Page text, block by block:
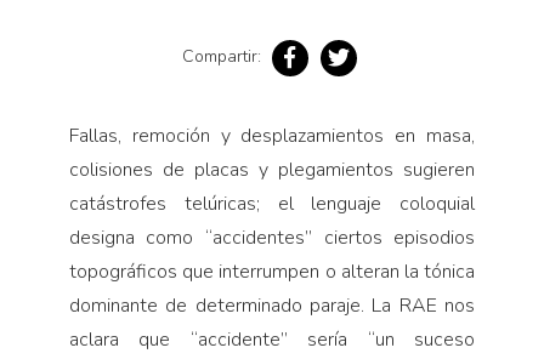
Turismo accidental
Vidas paralelas
Voces y lecturas
Compartir:
Fallas, remoción y desplazamientos en masa,
colisiones de placas y plegamientos sugieren
catástrofes telúricas; el lenguaje coloquial
designa como “accidentes” ciertos episodios
topográficos que interrumpen o alteran la tónica
dominante de determinado paraje. La RAE nos
aclara que “accidente” sería “un suceso